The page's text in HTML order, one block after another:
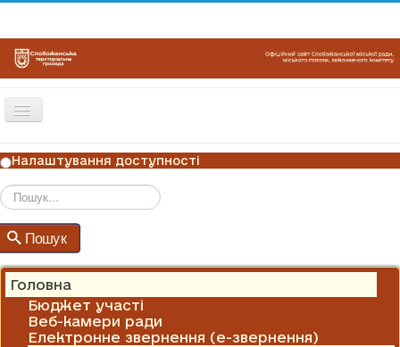
Перемикач
ГОЛОВНА
НОВИНИ
ОГОЛОШЕННЯ
ГРАФІКИ ПРИЙОМУ
КОНТАКТИ
Налаштування доступності
Пошук
Головна
Бюджет участі
Веб-камери ради
Електронне звернення (е-звернення)